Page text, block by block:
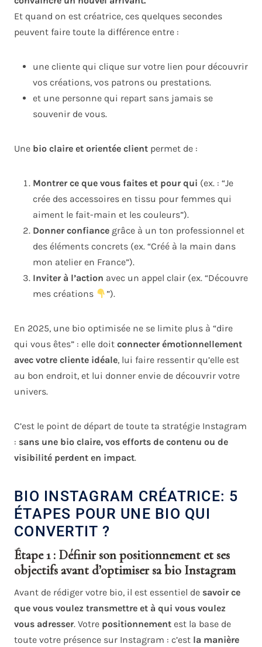
Et quand on est créatrice, ces quelques secondes
peuvent faire toute la différence entre :
une cliente qui clique sur votre lien pour découvrir
vos créations, vos patrons ou prestations.
et une personne qui repart sans jamais se
souvenir de vous.
Une bio claire et orientée client permet de :
Montrer ce que vous faites et pour qui (ex. : “Je
crée des accessoires en tissu pour femmes qui
aiment le fait-main et les couleurs”).
Donner confiance grâce à un ton professionnel et
des éléments concrets (ex. “Créé à la main dans
mon atelier en France”).
Inviter à l’action avec un appel clair (ex. “Découvre
mes créations
”).
En 2025, une bio optimisée ne se limite plus à “dire
qui vous êtes” : elle doit connecter émotionnellement
avec votre cliente idéale, lui faire ressentir qu’elle est
au bon endroit, et lui donner envie de découvrir votre
univers.
C’est le point de départ de toute ta stratégie Instagram
: sans une bio claire, vos efforts de contenu ou de
visibilité perdent en impact.
BIO INSTAGRAM CRÉATRICE: 5
ÉTAPES POUR UNE BIO QUI
CONVERTIT ?
Étape 1 : Définir son positionnement et ses
objectifs avant d’optimiser sa bio Instagram
Avant de rédiger votre bio, il est essentiel de savoir ce
que vous voulez transmettre et à qui vous voulez
vous adresser. Votre positionnement est la base de
toute votre présence sur Instagram : c’est la manière